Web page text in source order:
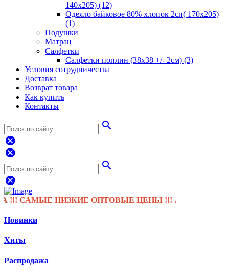
140х205) (12)
Одеяло байковое 80% хлопок 2сп( 170х205)
(1)
Подушки
Матрац
Салфетки
Салфетки поплин (38х38 +/- 2см) (3)
Условия сотрудничества
Доставка
Возврат товара
Как купить
Контакты
search
dangerous
dangerous
search
dangerous
НИЗКИЕ ОПТОВЫЕ ЦЕНЫ !!! .
Новинки
Хиты
Распродажа